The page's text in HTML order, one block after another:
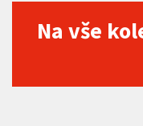
Na vše